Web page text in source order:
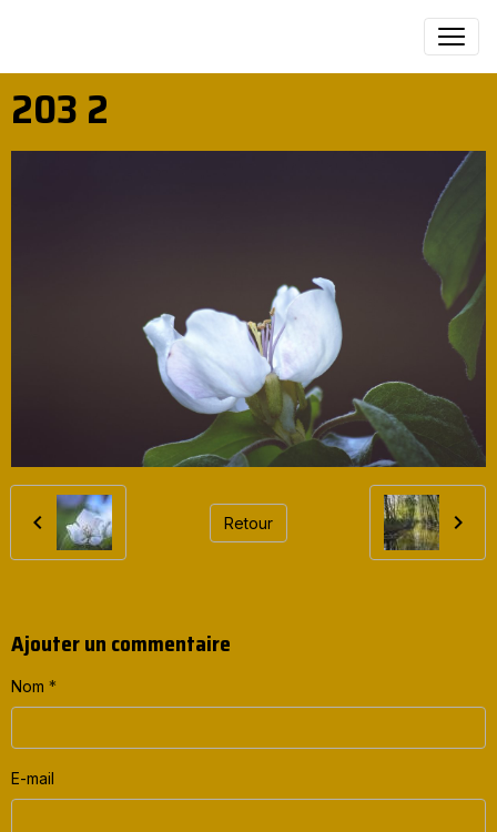
203 2
Retour
Ajouter un commentaire
Nom
E-mail